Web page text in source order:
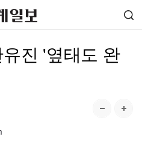
진 '옆태도 완